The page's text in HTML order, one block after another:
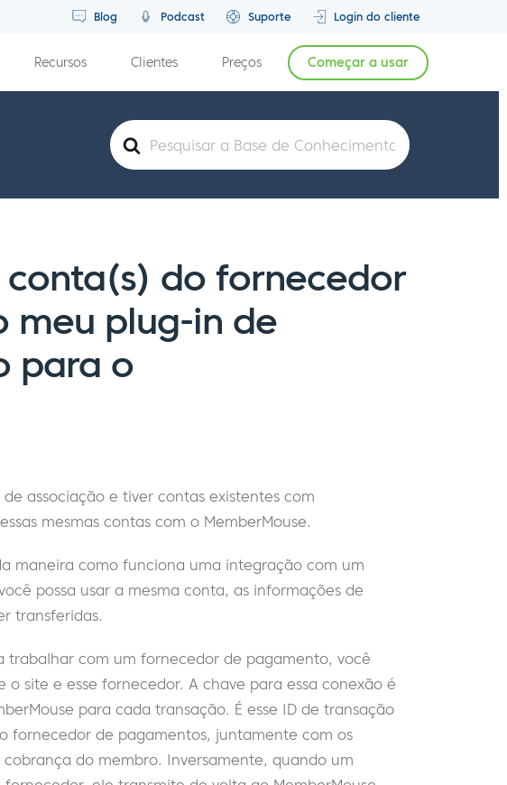
Blog Podcast Suporte Login do cliente
Recursos Clientes Preços Começar a usar
Pesquisar
por
conta(s) do fornecedor
meu plug-in de
para o
associação e tiver contas existentes com
mesmas contas com o MemberMouse.
maneira como funciona uma integração com um
possa usar a mesma conta, as informações de
transferidas.
trabalhar com um fornecedor de pagamento, você
site e esse fornecedor. A chave para essa conexão é
para cada transação. É esse ID de transação
fornecedor de pagamentos, juntamente com os
do membro. Inversamente, quando um